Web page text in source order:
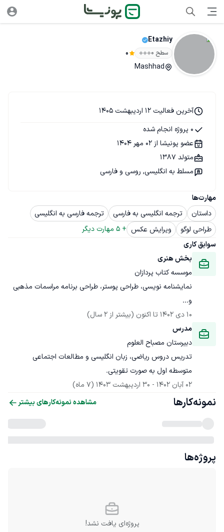
Etazhiy
سطح ۰ 0
Mashhad
مهارت‌ها
داستان
ترجمه انگلیسی به فارسی
ترجمه فارسی به انگلیسی
طراحی لوگو
ویرایش عکس +
5 مهارت دیگر
سوابق کاری
بخش هنری
موسسه کتاب پردازان
نمایشنامه نویسی، طراحی پوستر، طراحی برنامه مراسمات مذهبی
و...
10 دی 1402
تا اکنون (بیشتر از 2 سال)
مدرس
دبیرستان مصباح العلوم
تدریس دروس ریاضی، زبان انگلیسی و مطالعات اجتماعی
متوسطه اول به صورت تقویتی.
02 آبان 1402
- 30 اردیبهشت 1403 (7 ماه)
آخرین فعالیت 12 اردیبهشت 1405
0 پروژه انجام شده
عضو پونیشا از 02 مهر 1404
متولد 1387
مسلط به انگلیسی, روسی و فارسی
نمونه‌کارها مشاهده نمونه‌کارهای بیشتر
پروژه‌ها
پروژه‌ای یافت نشد!